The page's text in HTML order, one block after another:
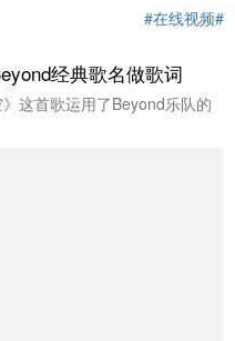
#在线视频#
经典歌名做歌词
这首歌运用了Beyond乐队的